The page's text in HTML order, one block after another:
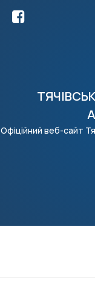
Офіційний веб-сайт